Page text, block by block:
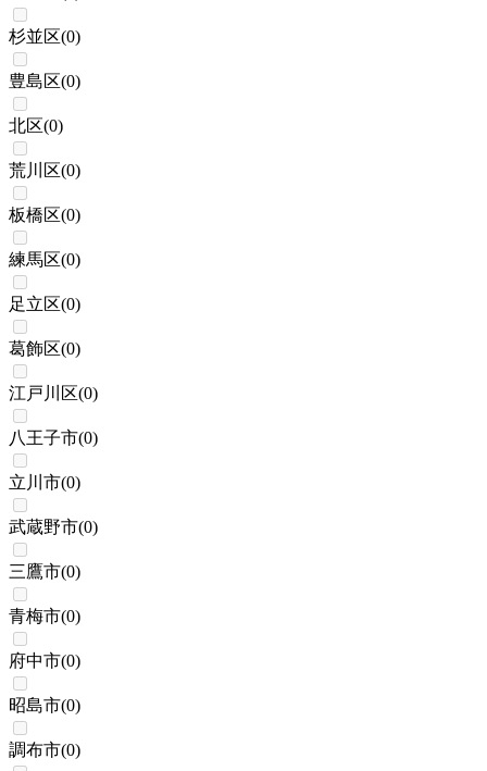
杉並区(0)
豊島区(0)
北区(0)
荒川区(0)
板橋区(0)
練馬区(0)
足立区(0)
葛飾区(0)
江戸川区(0)
八王子市(0)
立川市(0)
武蔵野市(0)
三鷹市(0)
青梅市(0)
府中市(0)
昭島市(0)
調布市(0)